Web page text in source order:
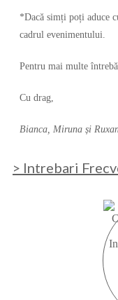
*Dacă simți poți aduce
cadrul evenimentului.
Pentru mai multe
Cu drag,
Bianca, Miruna și
> Intrebari